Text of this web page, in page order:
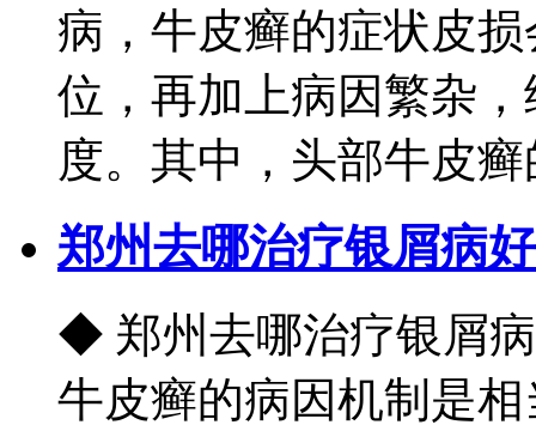
病，牛皮癣的症状皮
位，再加上病因繁杂
度。其中，头部牛皮
郑州去哪治疗银屑病好
◆ 郑州去哪治疗银屑
牛皮癣的病因机制是